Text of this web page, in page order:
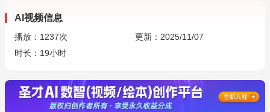
AI视频信息
播放： 1237次
更新：2025/11/07
时长：19小时